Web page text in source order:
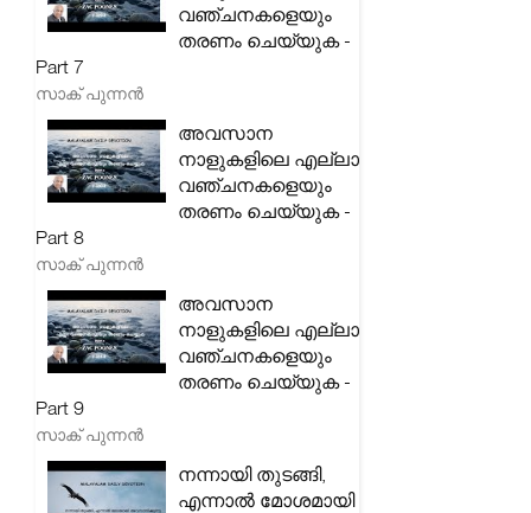
വഞ്ചനകളെയും
തരണം ചെയ്യുക -
Part 7
സാക് പുന്നൻ
അവസാന
നാളുകളിലെ എല്ലാ
വഞ്ചനകളെയും
തരണം ചെയ്യുക -
Part 8
സാക് പുന്നൻ
അവസാന
നാളുകളിലെ എല്ലാ
വഞ്ചനകളെയും
തരണം ചെയ്യുക -
Part 9
സാക് പുന്നൻ
നന്നായി തുടങ്ങി,
എന്നാൽ മോശമായി